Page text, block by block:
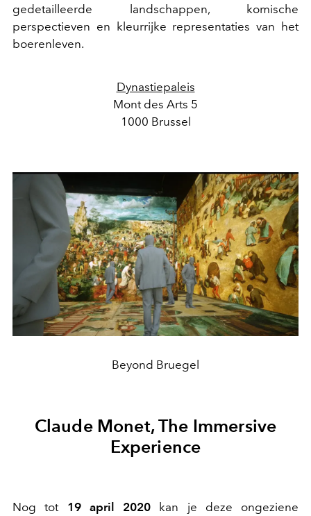
gedetailleerde landschappen, komische
perspectieven en kleurrijke representaties van het
boerenleven.
Dynastiepaleis
Mont des Arts 5
1000 Brussel
Beyond Bruegel
Claude Monet, The Immersive
Experience
Nog tot 19 april 2020 kan je deze ongeziene